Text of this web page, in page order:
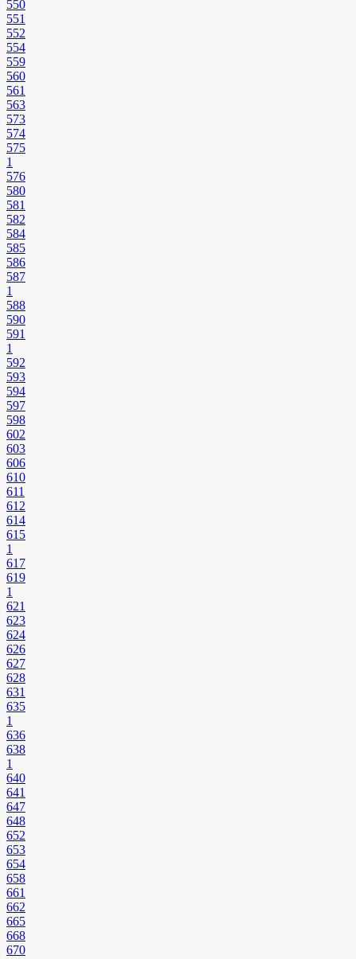
550
551
552
554
559
560
561
563
573
574
575
1
576
580
581
582
584
585
586
587
1
588
590
591
1
592
593
594
597
598
602
603
606
610
611
612
614
615
1
617
619
1
621
623
624
626
627
628
631
635
1
636
638
1
640
641
647
648
652
653
654
658
661
662
665
668
670